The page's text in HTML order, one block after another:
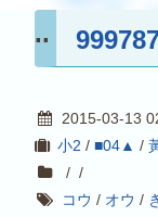
2015-03-
小2 / ■04▲ /
/ /
コウ / オウ /